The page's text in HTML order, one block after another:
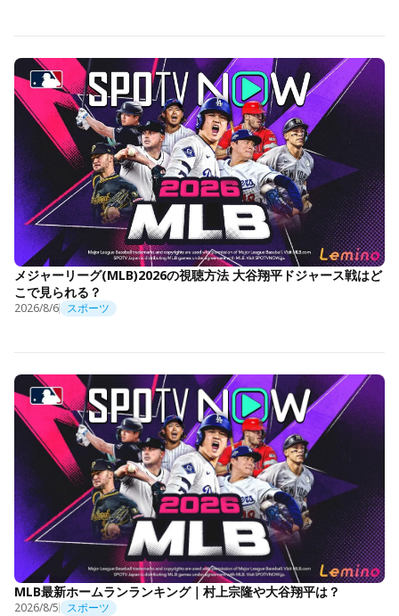
メジャーリーグ(MLB)2026の視聴方法 大谷翔平ドジャース戦はど
こで見られる？
2026/8/6 スポーツ
MLB最新ホームランランキング｜村上宗隆や大谷翔平は？
2026/8/5 スポーツ